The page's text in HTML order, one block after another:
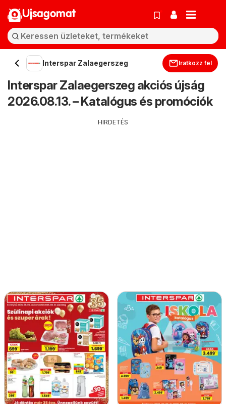
Ujsagomat
Interspar Zalaegerszeg Iratkozz fel
Interspar Zalaegerszeg akciós újság
2026.08.13. – Katalógus és promóciók
HIRDETÉS